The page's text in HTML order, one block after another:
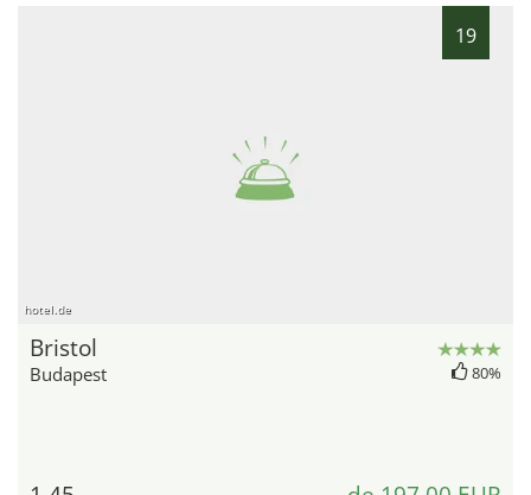
19
hotel.de
Bristol
Budapest 80%